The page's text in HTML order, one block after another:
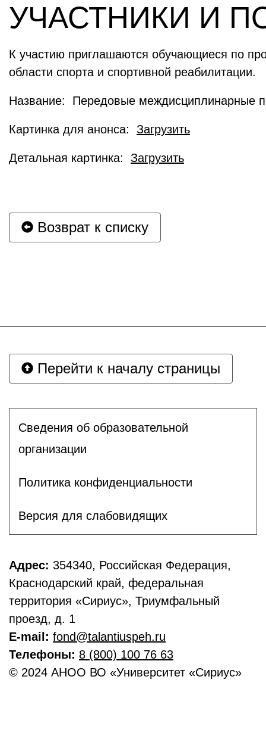
УЧАСТНИКИ И
К участию приглашаются обучающиеся по
области спорта и спортивной реабилитации.
Название: Передовые междисциплинарные
Картинка для анонса: Загрузить
Детальная картинка: Загрузить
Возврат к списку
Перейти к началу страницы
Сведения об образовательной
организации
Политика конфиденциальности
Версия для слабовидящих
Адрес: 354340, Российская Федерация,
Краснодарский край, федеральная
территория «Сириус», Триумфальный
проезд, д. 1
E-mail: fond@talantiuspeh.ru
Телефоны: 8 (800) 100 76 63
© 2024 АНОО ВО «Университет «Сириус»